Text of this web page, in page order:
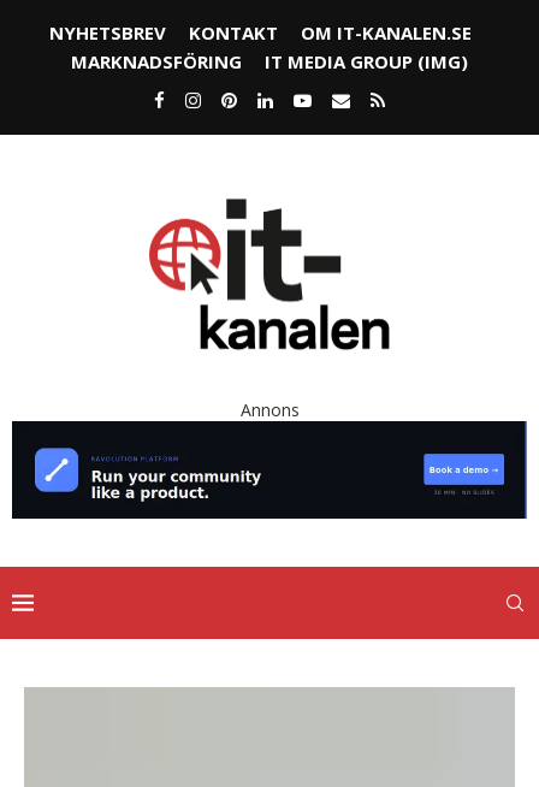
NYHETSBREV KONTAKT
OM IT-KANALEN.SE
MARKNADSFÖRING
IT MEDIA GROUP (IMG)
Annons